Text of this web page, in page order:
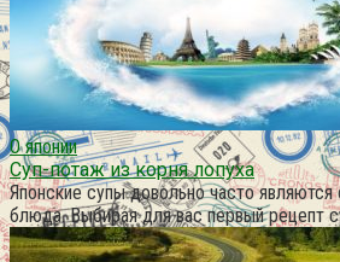
О японии
Суп-потаж из корня лопуха
Японские супы довольно часто
блюда. Выбирая для вас первый рецепт